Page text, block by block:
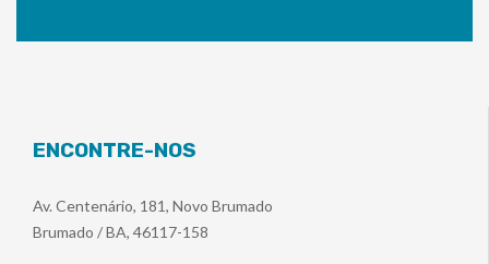
ENCONTRE-NOS
Av. Centenário, 181, Novo Brumado
Brumado / BA, 46117-158